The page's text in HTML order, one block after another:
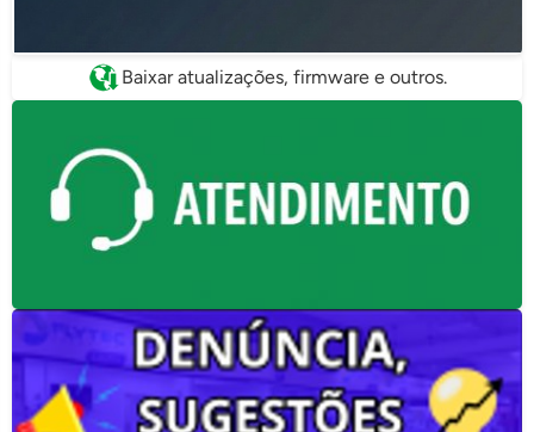
Baixar atualizações, firmware e outros.